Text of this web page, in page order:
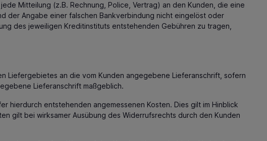
Mitteilung (z.B. Rechnung, Police, Vertrag) an den Kunden, die eine
der Angabe einer falschen Bankverbindung nicht eingelöst oder
des jeweiligen Kreditinstituts entstehenden Gebühren zu tragen,
Liefergebietes an die vom Kunden angegebene Lieferanschrift, sofern
Lieferanschrift maßgeblich.
hierdurch entstehenden angemessenen Kosten. Dies gilt im Hinblick
gilt bei wirksamer Ausübung des Widerrufsrechts durch den Kunden